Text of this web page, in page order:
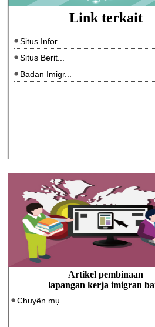
Link terkait
Situs Infor...
Situs Berit...
Badan Imigr...
Artikel pembinaan
lapangan kerja imigran
Chuyên mụ...